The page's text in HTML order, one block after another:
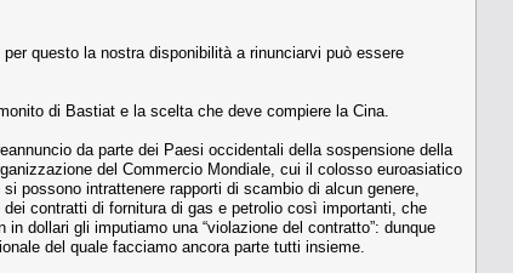
questo la nostra disponibilità a rinunciarvi può essere
di Bastiat e la scelta che deve compiere la Cina.
da parte dei Paesi occidentali della sospensione della
del Commercio Mondiale, cui il colosso euroasiatico
possono intrattenere rapporti di scambio di alcun genere,
contratti di fornitura di gas e petrolio così importanti, che
dollari gli imputiamo una “violazione del contratto”: dunque
del quale facciamo ancora parte tutti insieme.